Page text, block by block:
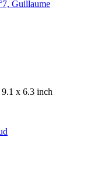
x 6.3 inch